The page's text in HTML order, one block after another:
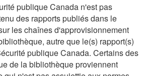
publique Canada n'est pas
des rapports publiés dans le
les chaînes d'approvisionnement
autre que le(s) rapport(s)
publique Canada. Certains des
de la bibliothèque proviennent